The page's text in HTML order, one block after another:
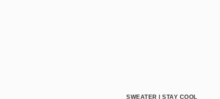
SWEATER | STAY COOL